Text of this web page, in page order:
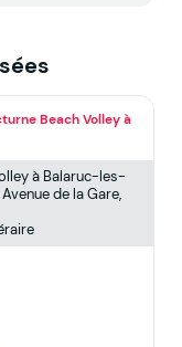
Beach Volley à
à Balaruc-les-
de la Gare,